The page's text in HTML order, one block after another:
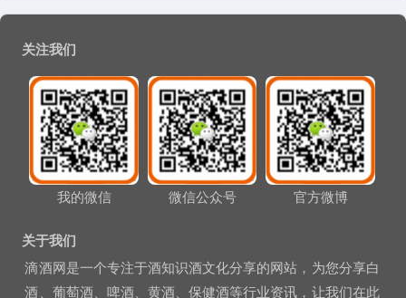
关注我们
我的微信 微信公众号 官方微博
关于我们
滴酒网是一个专注于酒知识酒文化分享的网站，为您分享白
酒、葡萄酒、啤酒、黄酒、保健酒等行业资讯，让我们在此